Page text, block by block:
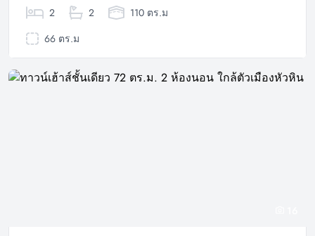
2 2
110 ตร.ม
66 ตร.ม